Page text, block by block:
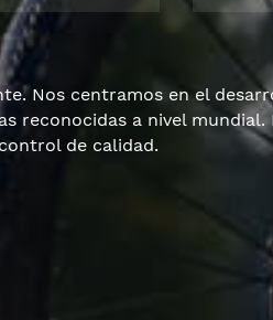
Nos centramos en el
reconocidas a nivel mundial.
de calidad.